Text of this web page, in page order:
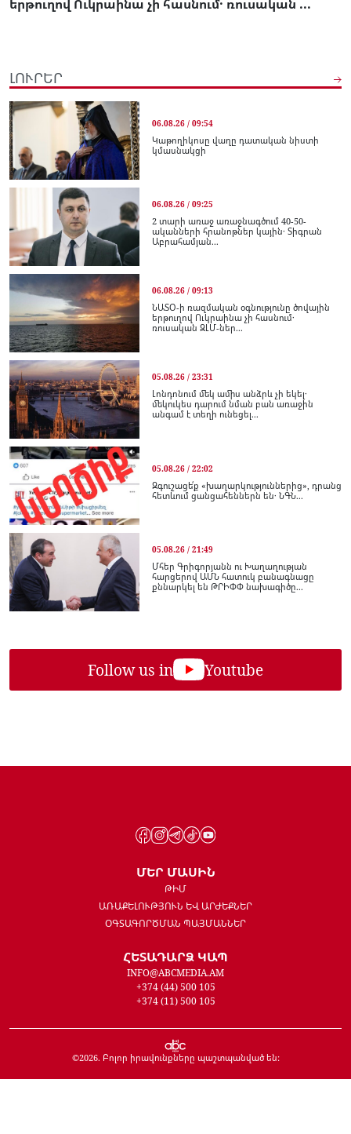
երթուղով Ուկրաինա չի հասնում․ ռուսական ...
ԼՈՒՐԵՐ
06.08.26 / 09:54
Կաթողիկոսը վաղը դատական նիստի
կմասնակցի
06.08.26 / 09:25
2 տարի առաջ առաջնագծում 40-50-
ականների հրանոթներ կային․ Տիգրան
Աբրահամյան...
06.08.26 / 09:13
ՆԱՏՕ-ի ռազմական օգնությունը ծովային
երթուղով Ուկրաինա չի հասնում․
ռուսական ԶԼՄ-ներ...
05.08.26 / 23:31
Լոնդոնում մեկ ամիս անձրև չի եկել․
մեկուկես դարում նման բան առաջին
անգամ է տեղի ունեցել...
05.08.26 / 22:02
Զգուշացե՛ք «խաղարկություններից», դրանց
հետևում ցանցահեններն են․ ՆԳՆ...
05.08.26 / 21:49
Մհեր Գրիգորյանն ու Խաղաղության
հարցերով ԱՄՆ հատուկ բանագնացը
քննարկել են ԹՐԻՓՓ նախագիծը...
Follow us in Youtube
ՄԵՐ ՄԱՍԻՆ
ԹԻՄ
ԱՌԱՔԵԼՈՒԹՅՈՒՆ ԵՎ ԱՐԺԵՔՆԵՐ
ՕԳՏԱԳՈՐԾՄԱՆ ՊԱՅՄԱՆՆԵՐ
ՀԵՏԱԴԱՐՁ ԿԱՊ
INFO@ABCMEDIA.AM
+374 (44) 500 105
+374 (11) 500 105
©2026. Բոլոր իրավունքները պաշտպանված են: